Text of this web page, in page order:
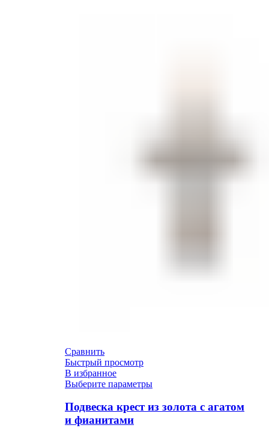
Сравнить
Быстрый просмотр
В избранное
Выберите параметры
Подвеска крест из золота с агатом
и фианитами